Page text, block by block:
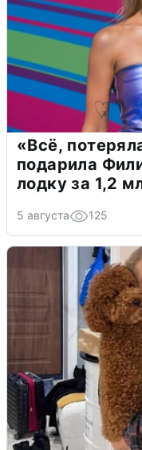
«Всё,
подарила
лодку за 1,2
5 августа 125